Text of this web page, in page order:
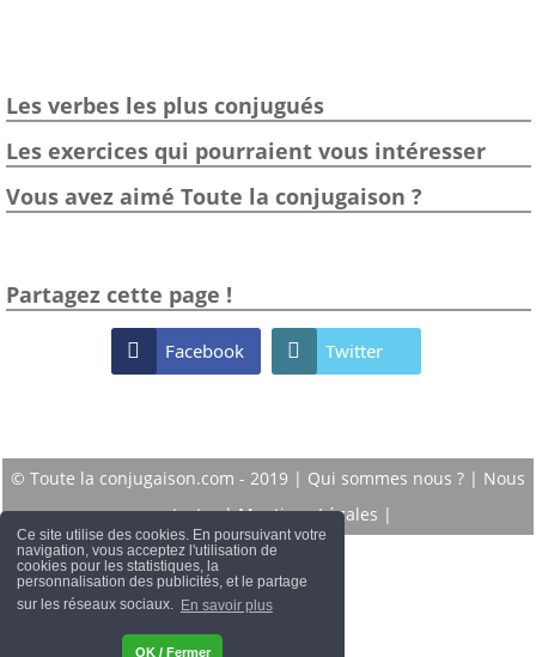
Ce site utilise des cookies. En poursuivant votre
navigation, vous acceptez l'utilisation de
cookies pour les statistiques, la
personnalisation des publicités, et le partage
sur les réseaux sociaux. En savoir plus
OK / Fermer
Les verbes les plus conjugués
Les exercices qui pourraient vous intéresser
Vous avez aimé Toute la conjugaison ?
Partagez cette page !
 Facebook  Twitter
© Toute la conjugaison.com - 2019 | Qui sommes nous ? | Nous
contacter|Mentions Légales |